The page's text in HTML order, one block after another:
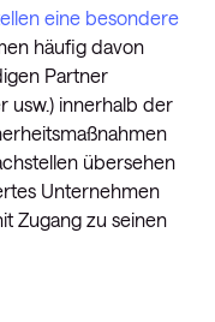
eine besondere
häufig davon
Partner
usw.) innerhalb der
übersehen
Unternehmen
Zugang zu seinen